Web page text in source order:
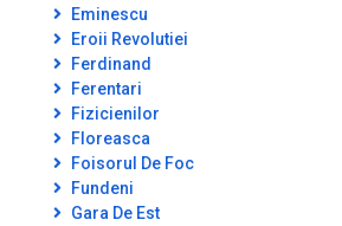
Eminescu
Eroii Revolutiei
Ferdinand
Ferentari
Fizicienilor
Floreasca
Foisorul De Foc
Fundeni
Gara De Est